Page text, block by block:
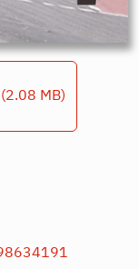
(2.08 MB)